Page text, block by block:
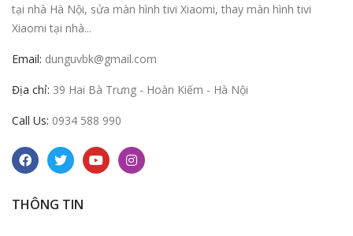
tại nhà Hà Nội, sửa màn hình tivi Xiaomi, thay màn hình tivi
Xiaomi tại nhà...
Email: dunguvbk@gmail.com
Địa chỉ: 39 Hai Bà Trưng - Hoàn Kiếm - Hà Nội
Call Us: 0934 588 990
THÔNG TIN